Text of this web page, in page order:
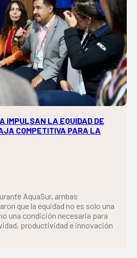
IMPULSAN LA EQUIDAD DE
COMPETITIVA PARA LA
AquaSur, ambas
que la equidad no es solo una
una condición necesaria para
productividad e innovación